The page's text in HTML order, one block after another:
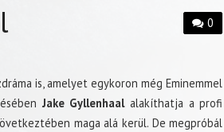
0
is, amelyet egykoron még Eminemmel
Jake Gyllenhaalalakíthatja a profi
maga alá kerül. De megpróbál